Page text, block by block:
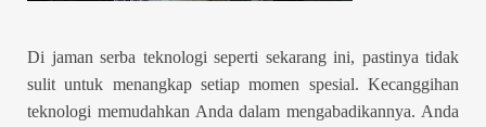
Di jaman serba teknologi seperti sekarang ini, pastinya tidak
sulit untuk menangkap setiap momen spesial. Kecanggihan
teknologi memudahkan Anda dalam mengabadikannya. Anda